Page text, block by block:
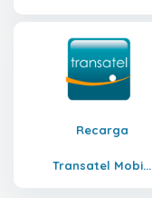
Recarga
Transatel Mobi...